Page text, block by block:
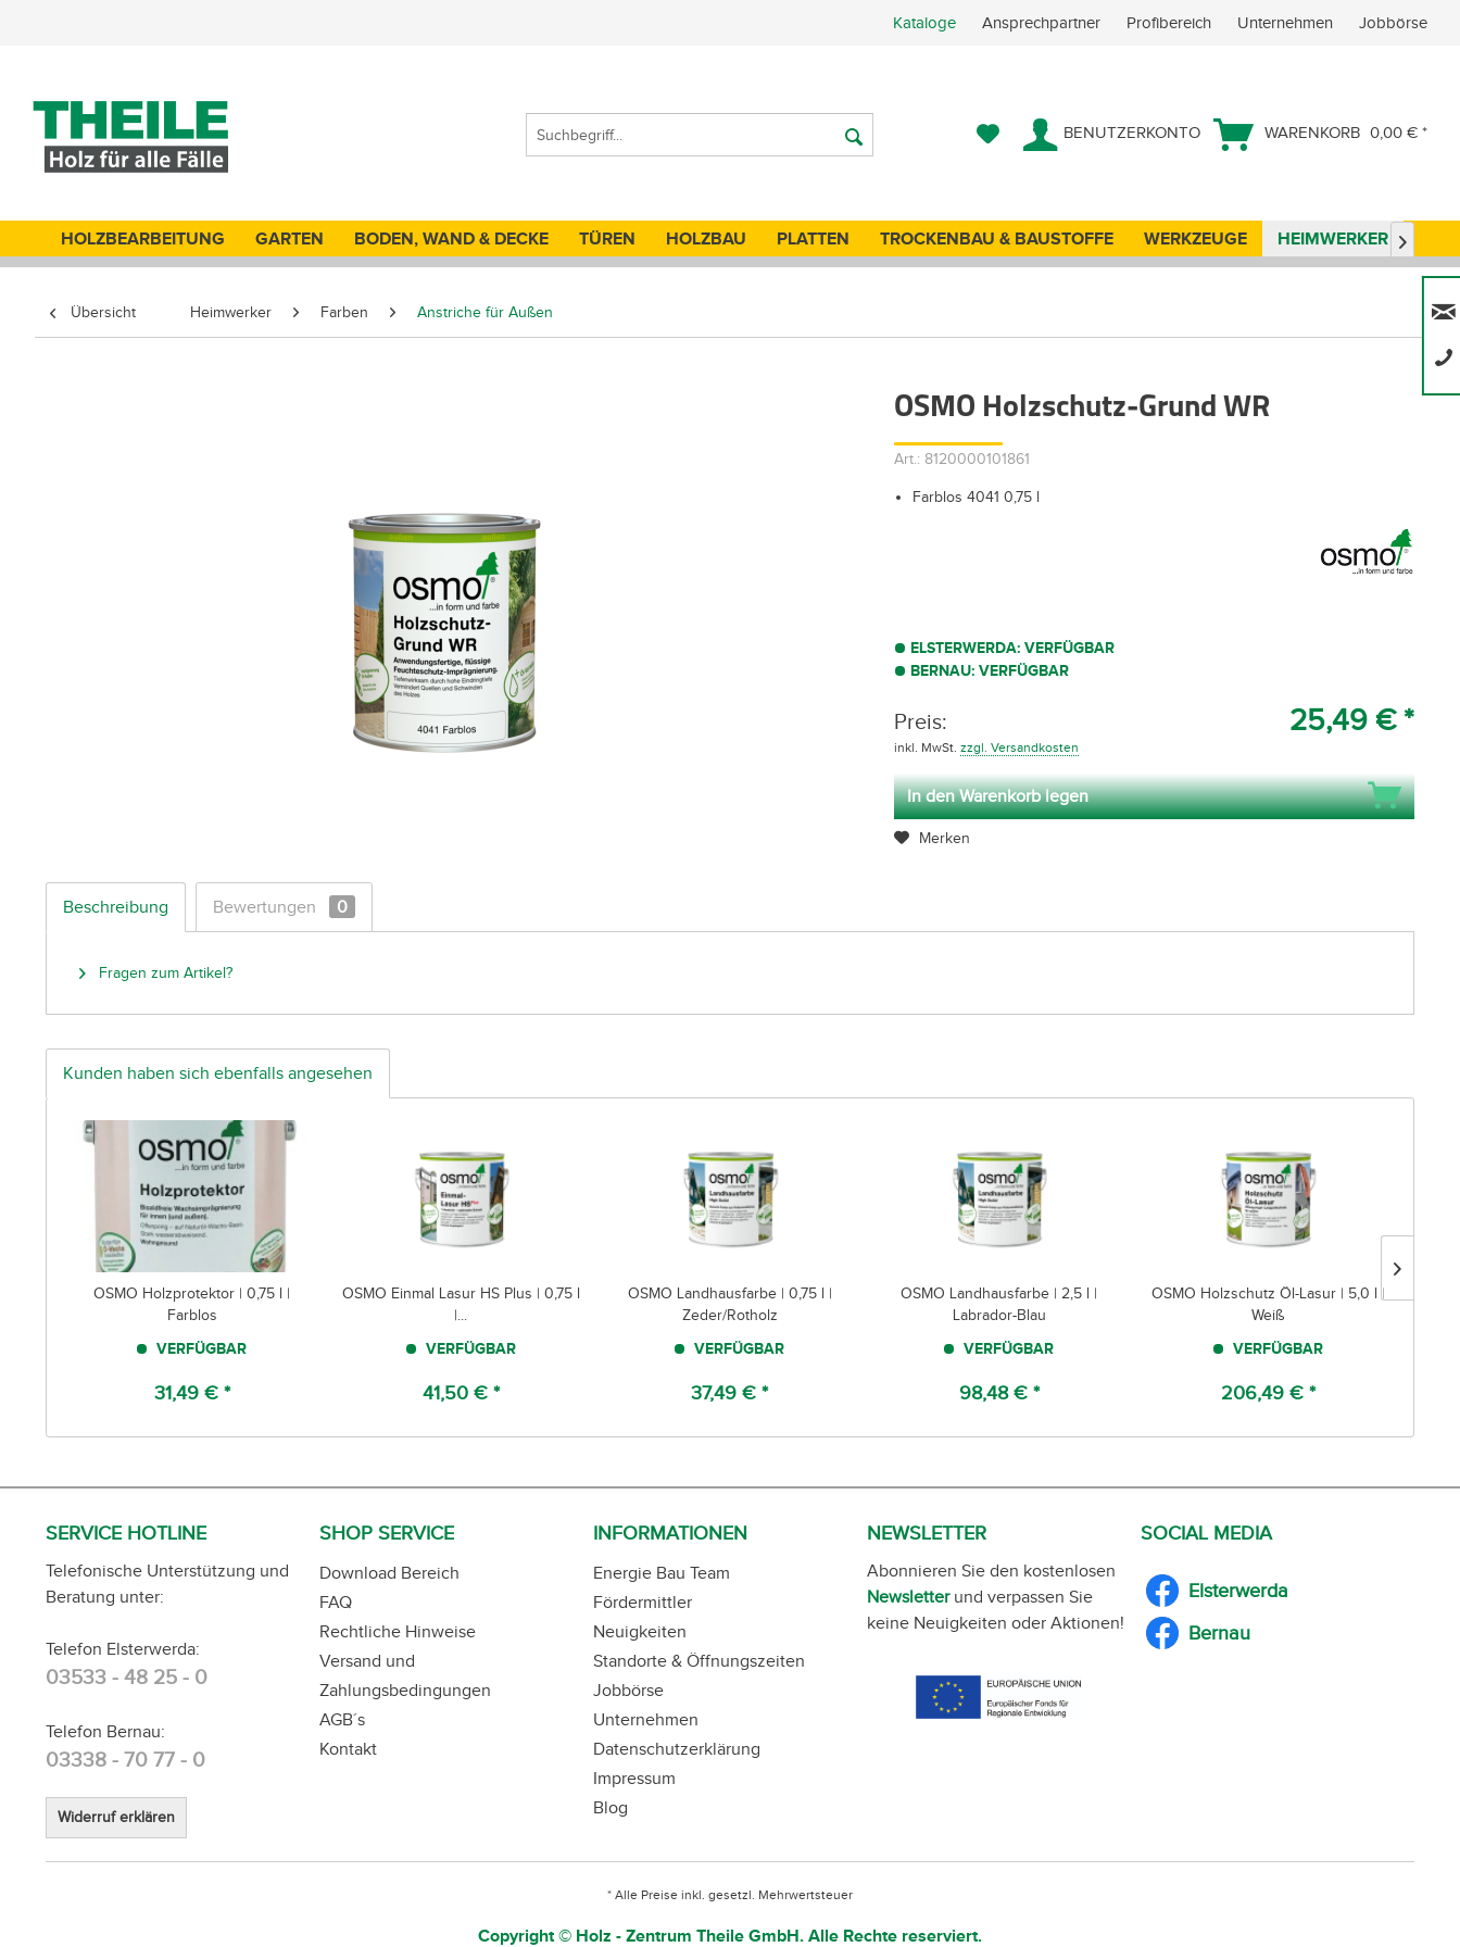
Kataloge Ansprechpartner Profibereich Unternehmen Jobbörse
BENUTZERKONTO WARENKORB 0,00 € *
HOLZBEARBEITUNG GARTEN BODEN, WAND & DECKE TÜREN HOLZBAU PLATTEN TROCKENBAU & BAUSTOFFE WERKZEUGE HEIMWERKER 
Übersicht Heimwerker Farben Anstriche für Außen
OSMO Holzschutz-Grund WR
Art.: 8120000101861
Farblos 4041 0,75 l
ELSTERWERDA: VERFÜGBAR
BERNAU: VERFÜGBAR
Preis: 25,49 € *
inkl. MwSt.zzgl. Versandkosten
In den Warenkorb legen
Merken
Beschreibung Bewertungen 0
Fragen zum Artikel?
Kunden haben sich ebenfalls angesehen
OSMO Holzprotektor | 0,75 l |
Farblos
VERFÜGBAR
31,49 € *
OSMO Einmal Lasur HS Plus | 0,75 l
|...
VERFÜGBAR
41,50 € *
OSMO Landhausfarbe | 0,75 l |
Zeder/Rotholz
VERFÜGBAR
37,49 € *
OSMO Landhausfarbe | 2,5 l |
Labrador-Blau
VERFÜGBAR
98,48 € *
OSMO Holzschutz Öl-Lasur | 5,0 l |
Weiß
VERFÜGBAR
206,49 € *
SERVICE HOTLINE
Telefonische Unterstützung und
Beratung unter:
Telefon Elsterwerda:
03533 - 48 25 - 0
Telefon Bernau:
03338 - 70 77 - 0
Widerruf erklären
SHOP SERVICE
Download Bereich
FAQ
Rechtliche Hinweise
Versand und
Zahlungsbedingungen
AGB´s
Kontakt
INFORMATIONEN
Energie Bau Team
Fördermittler
Neuigkeiten
Standorte & Öffnungszeiten
Jobbörse
Unternehmen
Datenschutzerklärung
Impressum
Blog
NEWSLETTER
Abonnieren Sie den kostenlosen
Newsletterund verpassen Sie
keine Neuigkeiten oder Aktionen!
SOCIAL MEDIA
Elsterwerda
Bernau
* Alle Preise inkl. gesetzl. Mehrwertsteuer
Copyright © Holz - Zentrum Theile GmbH. Alle Rechte reserviert.